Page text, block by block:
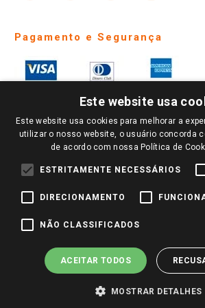
Pagamento e Segurança
PARA VER OS PREÇOS DA SUA REGIÃO, FAÇA LOGIN
LOJA SERÃO CARREGADOS.
TODOS OS PREÇOS E CONDIÇÕES COMERCIAIS DESTE
PARA COMPRAS REALIZADAS NO GIASSI.COM.BR E
PREÇOS PARA AS VENDAS ONLINE DIVULGADOS NO
Este website usa
Este website usa cookies para melhorar a
utilizar o nosso website, o usuário concorda
de acordo com nossa Política de
ESTRITAMENTE NECESSÁRIOS
DIRECIONAMENTO
NÃO CLASSIFICADOS
ACEITAR TODOS
MOSTRAR DETALHES